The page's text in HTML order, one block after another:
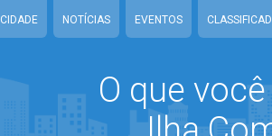
CIDADE NOTÍCIAS EVENTOS
O que